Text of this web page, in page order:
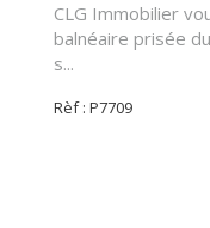
CLG Immobilier
balnéaire prisée
s...
Rèf : P7709